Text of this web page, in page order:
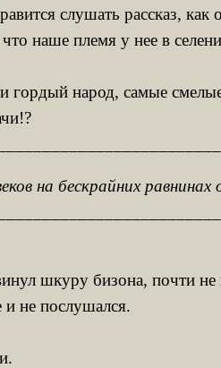
слушать рассказ,
наше племя у нее в
народ, самые смелые
на бескрайних
шкуру бизона, почти не
не послушался.